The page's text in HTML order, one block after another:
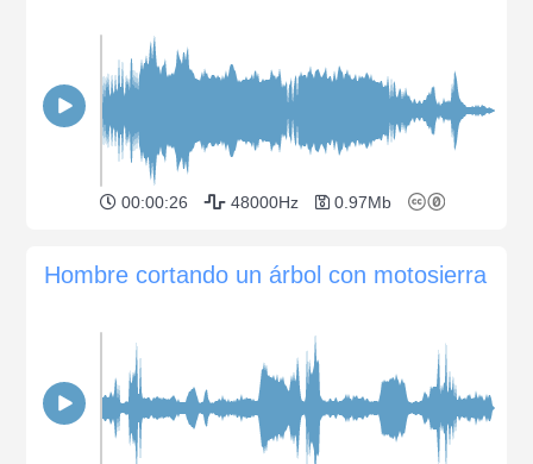
00:00:26 48000Hz 0.97Mb
Hombre cortando un árbol con motosierra